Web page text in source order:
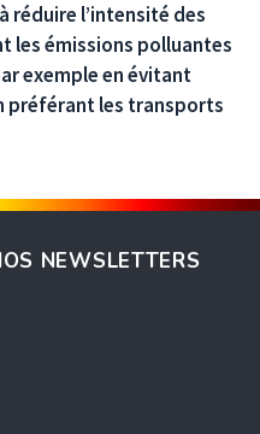
réduire l’intensité des
les émissions polluantes
exemple en évitant
préférant les transports
NEWSLETTERS
UNE NOUVELLE FENÊTRE